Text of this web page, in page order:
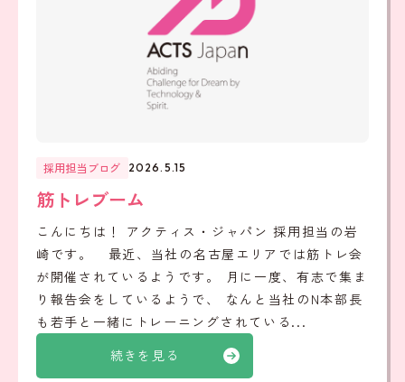
続きを見る
採用担当ブログ 2026.5.15
筋トレブーム
こんにちは！ アクティス・ジャパン 採用担当の岩
崎です。 最近、当社の名古屋エリアでは筋トレ会
が開催されているようです。 月に一度、有志で集ま
り報告会をしているようで、 なんと当社のN本部長
も若手と一緒にトレーニングされている...